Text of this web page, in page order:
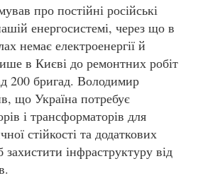
про постійні російські
енергосистемі, через що в
немає електроенергії й
в Києві до ремонтних робіт
200 бригад. Володимир
що Україна потребує
і трансформаторів для
стійкості та додаткових
інфраструктуру від